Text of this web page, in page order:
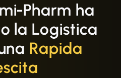
Pharm ha
la Logistica
Rapida